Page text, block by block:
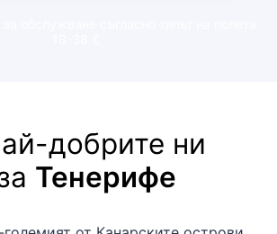
добрите ни
Тенерифе